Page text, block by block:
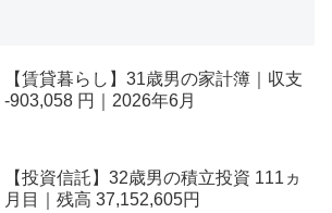
【賃貸暮らし】31歳男の家計簿｜収支
-903,058 円｜2026年6月
【投資信託】32歳男の積立投資 111ヵ
月目｜残高 37,152,605円